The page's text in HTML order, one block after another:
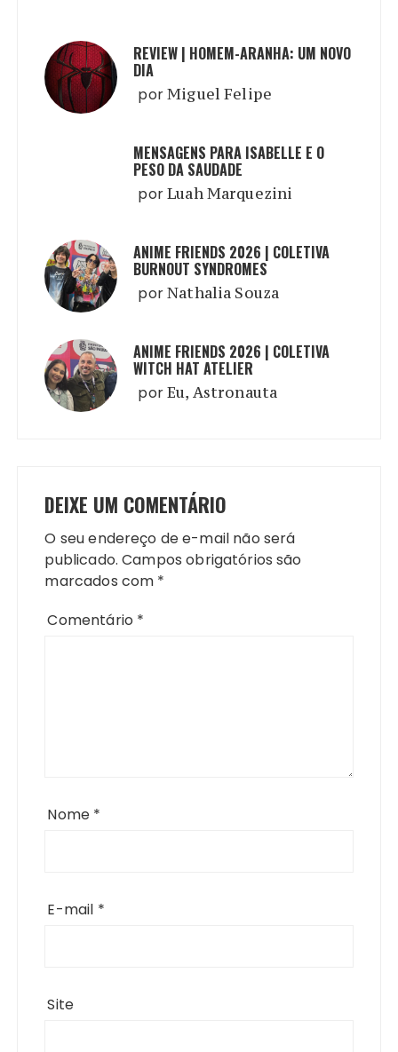
REVIEW | HOMEM-ARANHA: UM NOVO
DIA
porMiguel Felipe
MENSAGENS PARA ISABELLE E O
PESO DA SAUDADE
porLuah Marquezini
ANIME FRIENDS 2026 | COLETIVA
BURNOUT SYNDROMES
porNathalia Souza
ANIME FRIENDS 2026 | COLETIVA
WITCH HAT ATELIER
porEu, Astronauta
DEIXE UM COMENTÁRIO
O seu endereço de e-mail não será
publicado. Campos obrigatórios são
marcados com *
Comentário *
Nome *
E-mail *
Site